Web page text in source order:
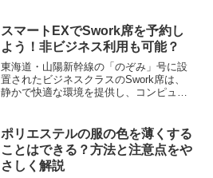
ことも」そういった経験は誰にでもある
かもしれません。実は、スニ...
スマートEXでSwork席を予約し
よう！非ビジネス利用も可能？
東海道・山陽新幹線の「のぞみ」号に設
置されたビジネスクラスのSwork席は、
静かで快適な環境を提供し、コンピュー
きます。本記事では、ビジネス目的でな
くてもこの席を利用でき...
ポリエステルの服の色を薄くする
ことはできる？方法と注意点をや
さしく解説